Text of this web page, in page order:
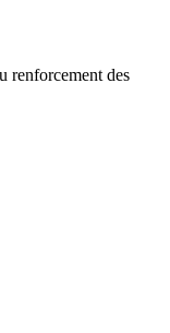
renforcement des